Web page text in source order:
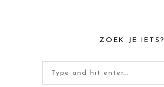
ZOEK JE IETS?